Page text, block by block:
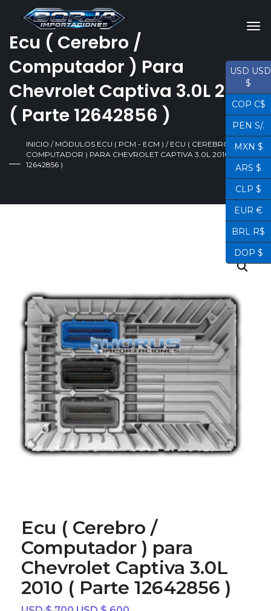
Ecu ( Cerebro /
Computador ) Para
Chevrolet Captiva 3.0L 2010
( Parte 12642856 )
INICIO / MÓDULOS ECU ( PCM - ECM ) / ECU ( CEREBRO /
COMPUTADOR ) PARA CHEVROLET CAPTIVA 3.0L 2010 ( PARTE
12642856 )
Ecu ( Cerebro /
Computador ) para
Chevrolet Captiva 3.0L
2010 ( Parte 12642856 )
USD USD
$
COP C$
PEN S/.
MXN $
ARS $
CLP $
EUR €
BRL R$
DOP $